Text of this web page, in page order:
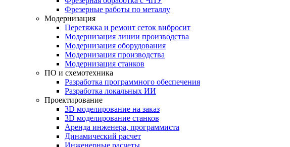
Фрезерные работы по металлу
Модернизация
Перетяжка и ремонт сеток вибросит
Модернизация линии производства
Модернизация оборудования
Модернизация производства
Модернизация станков
ПО и схемотехника
Разработка программного обеспечения
Разработка локальных ИИ
Проектирование
3D моделирование на заказ
3D моделирование станков
Аренда инженера, программиста
Динамический расчет
Инженерные расчеты